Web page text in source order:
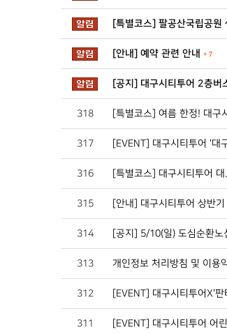
[특별코스] 팔공산국립공
[안내] 예약 관련 안내 + 7
[공지] 대구시티투어 2층버
318 [특별코스] 여름 한정! 대구
317 [EVENT] 대구시티투어 '대
316 [특별코스] 대구시티투어 대
315 [안내] 대구시티투어 상반
314 [공지] 5/10(일) 도심순환노
313 개인정보 처리방침 및 이용
312 [EVENT] 대구시티투어X'
311 [EVENT] 대구시티투어 어